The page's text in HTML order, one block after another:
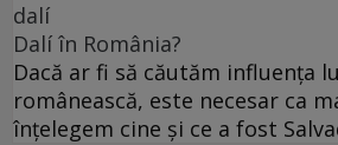
dalí
Dalí în România?
Dacă ar fi să căutăm influența
românească, este necesar ca
înțelegem cine și ce a fost